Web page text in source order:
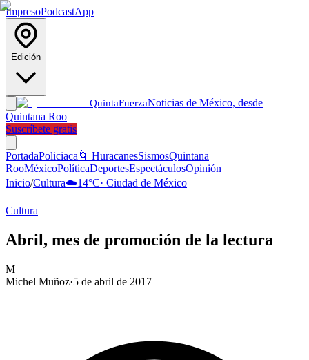
ImpresoPodcastApp
Edición
QuintaFuerzaNoticias de México, desde
Quintana Roo
Suscríbete gratis
PortadaPoliciaca 🌀 HuracanesSismosQuintana
RooMéxicoPolíticaDeportesEspectáculosOpinión
Inicio/Cultura☁️14°C· Ciudad de México
Cultura
Abril, mes de promoción de la lectura
M
Michel Muñoz·5 de abril de 2017